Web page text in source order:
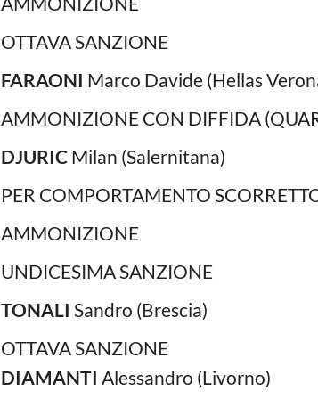
OTTAVA SANZIONE
FARAONI Marco Davide (Hellas
AMMONIZIONE CON DIFFIDA
DJURIC Milan (Salernitana)
PER COMPORTAMENTO
AMMONIZIONE
UNDICESIMA SANZIONE
TONALI Sandro (Brescia)
OTTAVA SANZIONE
DIAMANTI Alessandro (Livorno)